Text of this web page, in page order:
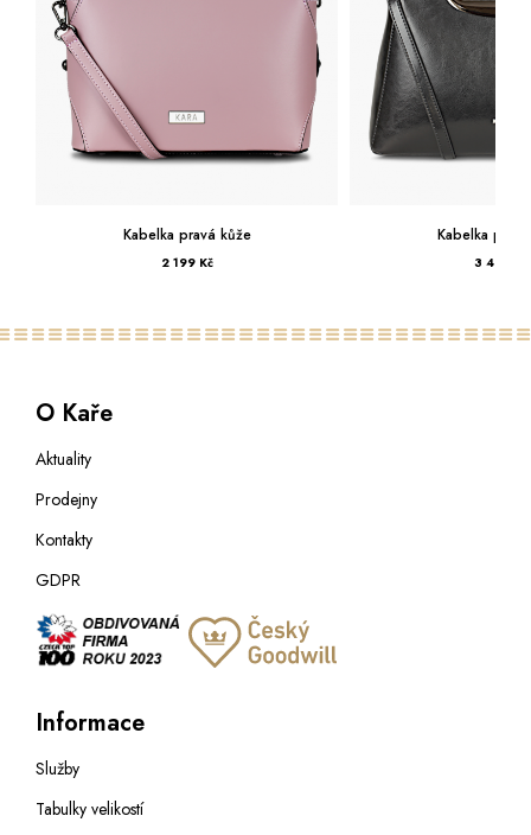
Kabelka pravá kůže Kabelka pravá kůže
O Kaře
Aktuality
Prodejny
Kontakty
GDPR
Informace
Služby
Tabulky velikostí